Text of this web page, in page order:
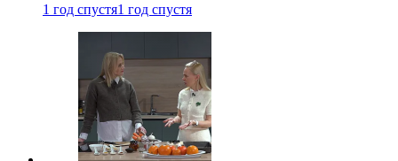
1 год спустя1 год спустя